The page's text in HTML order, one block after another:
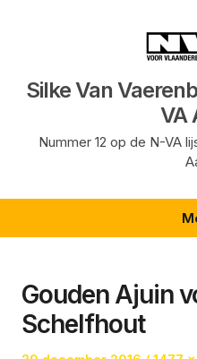
inhoudSilke Van
VA
Nummer 12 op de N-VA
Gouden Ajuin
Schelfhout